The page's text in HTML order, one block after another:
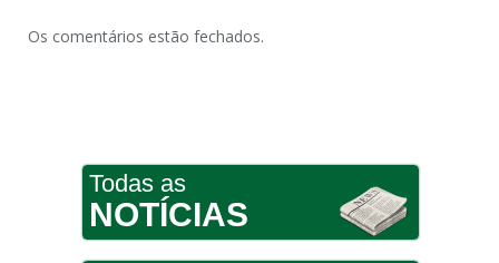
Os comentários estão fechados.
Todas as
NOTÍCIAS